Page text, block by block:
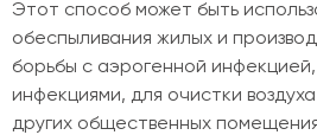
Этот способ может быть
обеспыливания жилых и
борьбы с аэрогенной
инфекциями, для очистки
других общественных